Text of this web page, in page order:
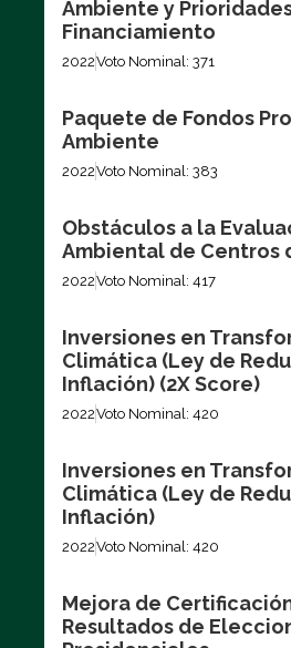
Ambiente y
Financiamiento
2022Voto Nominal: 371
Paquete de Fondos
Ambiente
2022Voto Nominal: 383
Obstáculos a la
Ambiental de Centros
2022Voto Nominal: 417
Inversiones en
Climática (Ley de
Inflación) (2X Score)
2022Voto Nominal: 420
Inversiones en
Climática (Ley de
Inflación)
2022Voto Nominal: 420
Mejora de
Resultados de